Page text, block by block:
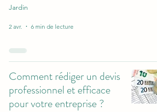
Jardin
2 avr. 6 min de lecture
Comment rédiger un devis
professionnel et efficace
pour votre entreprise ?